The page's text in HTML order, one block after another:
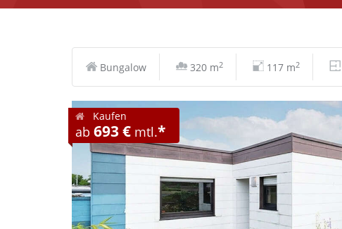
Bungalow 320 m2 117 m2
Kaufen
ab 693 € mtl.*